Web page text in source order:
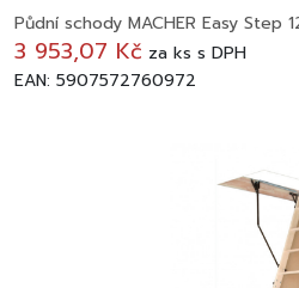
Půdní schody MACHER Easy Step
3 953,07 Kč za ks s DPH
EAN: 5907572760972